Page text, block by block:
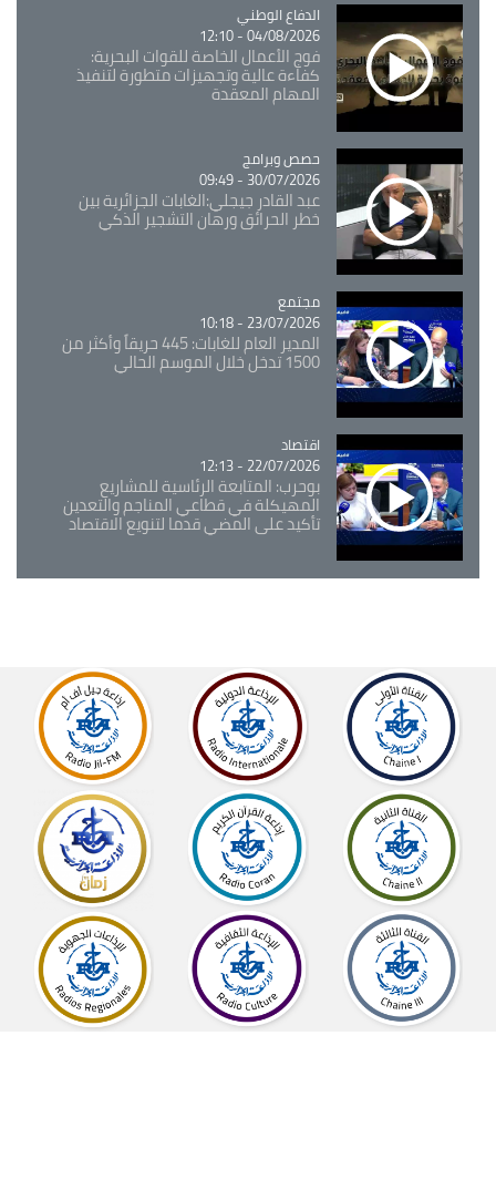
Catégorie
الدفاع الوطني
04/08/2026 - 12:10
فوج الأعمال الخاصة للقوات البحرية:
كفاءة عالية وتجهيزات متطورة لتنفيذ
المهام المعقدة
Catégorie
حصص وبرامج
30/07/2026 - 09:49
عبد القادر جيجلي:الغابات الجزائرية بين
خطر الحرائق ورهان التشجير الذكي
Catégorie
مجتمع
23/07/2026 - 10:18
المدير العام للغابات: 445 حريقاً وأكثر من
1500 تدخل خلال الموسم الحالي
Catégorie
اقتصاد
22/07/2026 - 12:13
بوحرب: المتابعة الرئاسية للمشاريع
المهيكلة في قطاعي المناجم والتعدين
تأكيد على المضي قدما لتنويع الاقتصاد